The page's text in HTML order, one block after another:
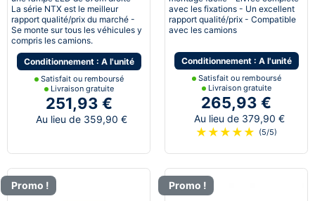
La série NTX est le meilleur
rapport qualité/prix du marché -
Se monte sur tous les véhicules y
compris les camions.
Conditionnement : A l'unité
Satisfait ou remboursé
Livraison gratuite
251,93 €
Au lieu de 359,90 €
avec les fixations - Un excellent
rapport qualité/prix - Compatible
avec les camions
Conditionnement : A l'unité
Satisfait ou remboursé
Livraison gratuite
265,93 €
Au lieu de 379,90 €
★ ★ ★ ★ ★ (5/5)
Promo ! Promo !